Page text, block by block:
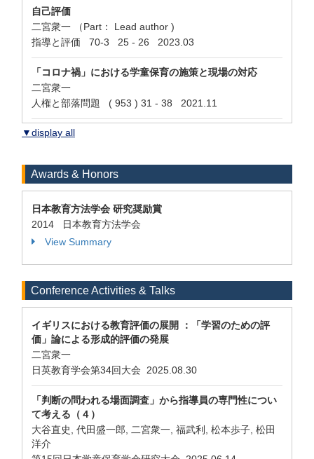
自己評価
二宮衆一 （Part： Lead author )
指導と評価 70-3 25 - 26 2023.03
「コロナ禍」における学童保育の施策と現場の対応
二宮衆一
人権と部落問題 ( 953 ) 31 - 38 2021.11
▼display all
Awards & Honors
日本教育方法学会 研究奨励賞
2014 日本教育方法学会
View Summary
Conference Activities & Talks
イギリスにおける教育評価の展開 ：「学習のための評
価」論による形成的評価の発展
二宮衆一
日英教育学会第34回大会 2025.08.30
「判断の問われる場面調査」から指導員の専門性につい
て考える（４）
大谷直史, 代田盛一郎, 二宮衆一, 福武利, 松本歩子, 松田
洋介